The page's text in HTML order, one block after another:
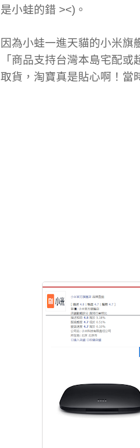
是小蛙的錯 ><)。
因為小蛙一進天貓的小米旗
「商品支持台灣本島宅配
取貨，淘寶真是貼心啊！當